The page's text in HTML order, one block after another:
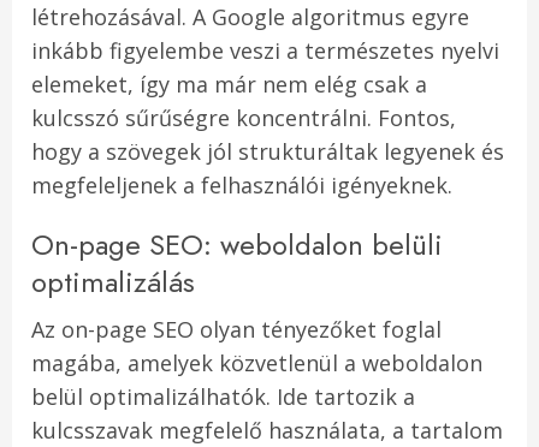
létrehozásával. A Google algoritmus egyre
inkább figyelembe veszi a természetes nyelvi
elemeket, így ma már nem elég csak a
kulcsszó sűrűségre koncentrálni. Fontos,
hogy a szövegek jól strukturáltak legyenek és
megfeleljenek a felhasználói igényeknek.
On-page SEO: weboldalon belüli
optimalizálás
Az on-page SEO olyan tényezőket foglal
magába, amelyek közvetlenül a weboldalon
belül optimalizálhatók. Ide tartozik a
kulcsszavak megfelelő használata, a tartalom